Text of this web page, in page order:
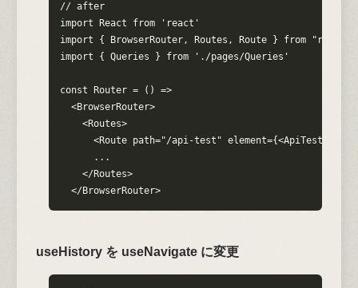
// after
import React from 'react'
import { BrowserRouter, Routes, Route } from "react-
import { Queries } from './pages/Queries'
const Router = () =>
  <BrowserRouter>
    <Routes>
<Route path="/api-test" element={<ApiTest />}
      ...
    </Routes>
  </BrowserRouter>
useHistory を useNavigate に変更